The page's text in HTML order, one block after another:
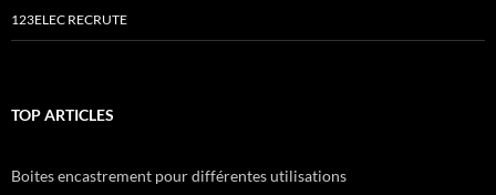
123ELEC RECRUTE
TOP ARTICLES
Boites encastrement pour différentes utilisations